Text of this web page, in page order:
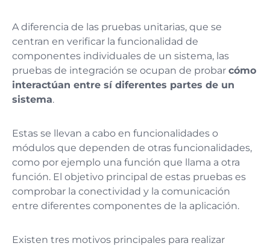
A diferencia de las pruebas unitarias, que se
centran en verificar la funcionalidad de
componentes individuales de un sistema, las
pruebas de integración se ocupan de probar cómo
interactúan entre sí diferentes partes de un
sistema.
Estas se llevan a cabo en funcionalidades o
módulos que dependen de otras funcionalidades,
como por ejemplo una función que llama a otra
función. El objetivo principal de estas pruebas es
comprobar la conectividad y la comunicación
entre diferentes componentes de la aplicación.
Existen tres motivos principales para realizar